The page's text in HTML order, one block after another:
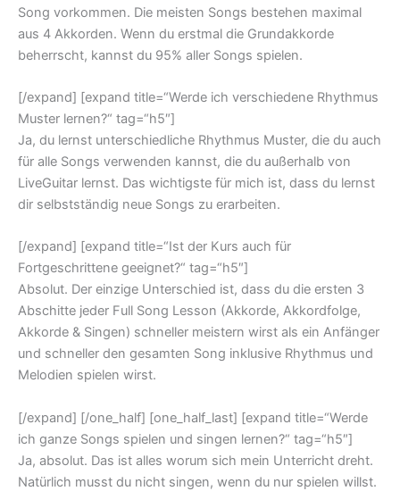
Song vorkommen. Die meisten Songs bestehen maximal
aus 4 Akkorden. Wenn du erstmal die Grundakkorde
beherrscht, kannst du 95% aller Songs spielen.
[/expand] [expand title=“Werde ich verschiedene Rhythmus
Muster lernen?“ tag=“h5″]
Ja, du lernst unterschiedliche Rhythmus Muster, die du auch
für alle Songs verwenden kannst, die du außerhalb von
LiveGuitar lernst. Das wichtigste für mich ist, dass du lernst
dir selbstständig neue Songs zu erarbeiten.
[/expand] [expand title=“Ist der Kurs auch für
Fortgeschrittene geeignet?“ tag=“h5″]
Absolut. Der einzige Unterschied ist, dass du die ersten 3
Abschitte jeder Full Song Lesson (Akkorde, Akkordfolge,
Akkorde & Singen) schneller meistern wirst als ein Anfänger
und schneller den gesamten Song inklusive Rhythmus und
Melodien spielen wirst.
[/expand] [/one_half] [one_half_last] [expand title=“Werde
ich ganze Songs spielen und singen lernen?“ tag=“h5″]
Ja, absolut. Das ist alles worum sich mein Unterricht dreht.
Natürlich musst du nicht singen, wenn du nur spielen willst.